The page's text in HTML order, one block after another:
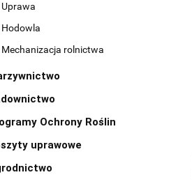
Uprawa
Hodowla
Mechanizacja rolnictwa
Ochrony Roślin
uprawowe